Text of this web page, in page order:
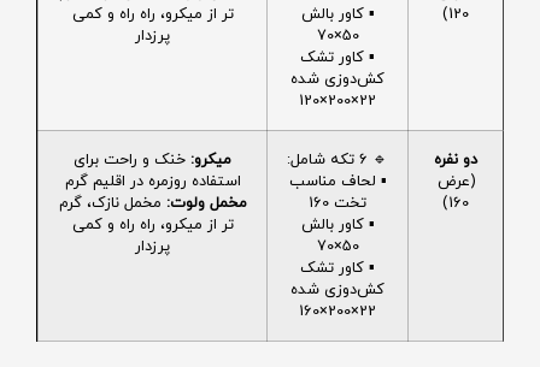
120)
▪️ کاور بالش
50×70
▪️ کاور تشک
کش‌دوزی شده
22×200×120
تر از میکرو، راه راه و کمی
پرزدار
دو نفره
(عرض
160)
🔹 6 تکه شامل:
▪️ لحاف مناسب
تخت 160
▪️ کاور بالش
50×70
▪️ کاور تشک
کش‌دوزی شده
22×200×160
میکرو: خنک و راحت برای
استفاده روزمره در اقلیم گرم
مخمل ولوت: مخمل نازک، گرم
تر از میکرو، راه راه و کمی
پرزدار